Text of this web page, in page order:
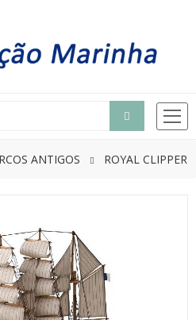
ANTIGOS ROYAL CLIPPER